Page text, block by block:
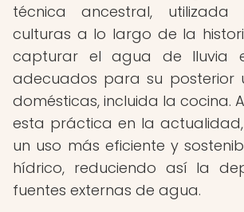
técnica ancestral, utilizada
culturas a lo largo de la
capturar el agua de lluvia
adecuados para su posterior
domésticas, incluida la cocina.
esta práctica en la
un uso más eficiente y
hídrico, reduciendo así la
fuentes externas de agua.